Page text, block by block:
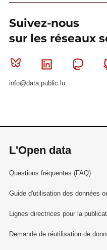
Suivez-nous
sur les réseaux
Bluesky Linkedin
info@data.public.lu
L'Open data
Questions fréquentes (FAQ)
Guide d'utilisation des données
Lignes directrices pour la
Demande de réutilisation de